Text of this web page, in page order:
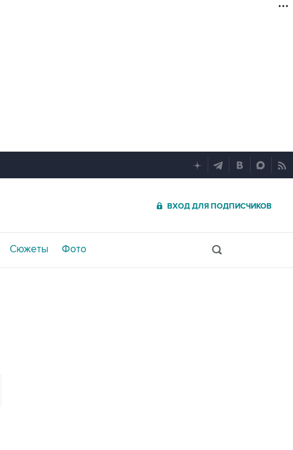
ВХОД ДЛЯ ПОДПИСЧИКОВ
Сюжеты Фото